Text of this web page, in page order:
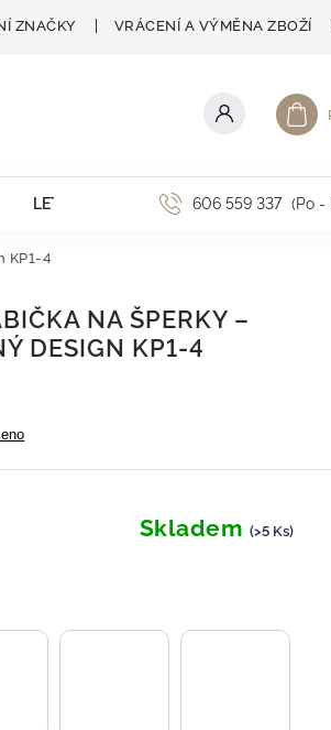
ZNAČKY VRÁCENÍ A VÝMĚNA ZBOŽÍ
LETNÍ AKCE 606 559 337 (Po -
KP1-4
NA ŠPERKY –
DESIGN KP1-4
Skladem (>5 Ks)